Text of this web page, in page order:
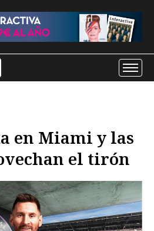
en Miami y las
el tirón